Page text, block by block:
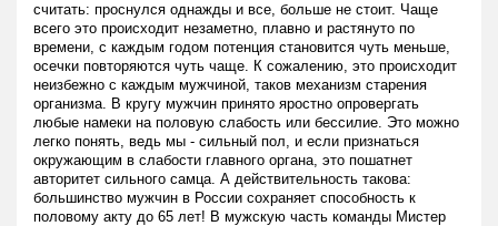
считать: проснулся однажды и все, больше не стоит. Чаще
всего это происходит незаметно, плавно и растянуто по
времени, с каждым годом потенция становится чуть меньше,
осечки повторяются чуть чаще. К сожалению, это происходит
неизбежно с каждым мужчиной, таков механизм старения
организма. В кругу мужчин принято яростно опровергать
любые намеки на половую слабость или бессилие. Это можно
легко понять, ведь мы - сильный пол, и если признаться
окружающим в слабости главного органа, это пошатнет
авторитет сильного самца. А действительность такова:
большинство мужчин в России сохраняет способность к
половому акту до 65 лет! В мужскую часть команды Мистер